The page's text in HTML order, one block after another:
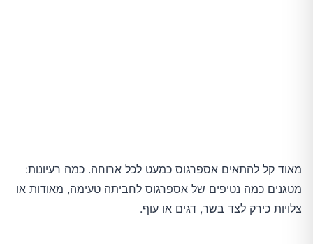
מאוד קל להתאים אספרגוס כמעט לכל ארוחה. כמה רעיונות:
מטגנים כמה נטיפים של אספרגוס לחביתה טעימה, מאודות או
צלויות כירק לצד בשר, דגים או עוף.